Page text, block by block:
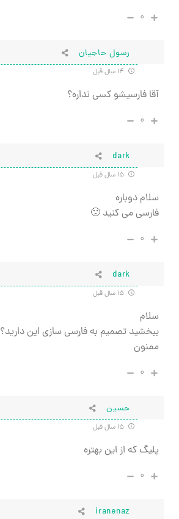
۰
رسول حاجیان
آقا فارسیشو کسی نداره؟
۰
dark
سلام دوباره
فارسی می کنید 🙁
۰
dark
سلام
ببخشید تصمیم به فارسی سازی این دارید؟
ممنون
۰
حسين
پليگ كه از اين بهتره
۰
iranenaz